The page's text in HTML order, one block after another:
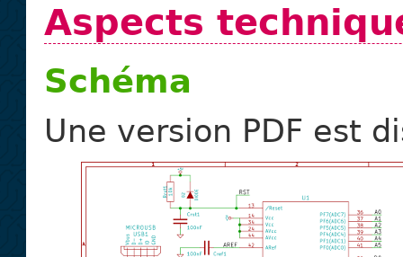
Aspects
Schéma
Une version PDF est